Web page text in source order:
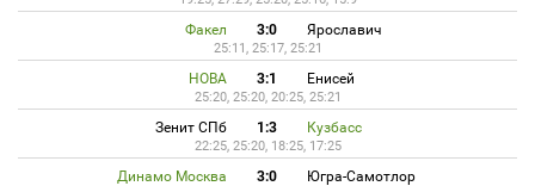
Факел 3:0 Ярославич
25:11, 25:17, 25:21
НОВА 3:1 Енисей
25:20, 25:20, 20:25, 25:21
Зенит СПб 1:3 Кузбасс
22:25, 25:20, 18:25, 17:25
Динамо Москва 3:0 Югра-Самотлор